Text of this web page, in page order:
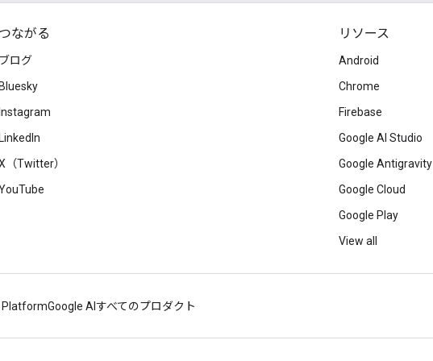
つながる
ブログ
Bluesky
Instagram
LinkedIn
（Twitter）
リソース
Android
Chrome
Firebase
Google AI Studio
Google Antigravity
Google Cloud
Google Play
View all
PlatformGoogle AI すべてのプロダクト